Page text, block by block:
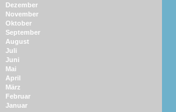
Dezember
November
Oktober
September
August
Juli
Juni
Mai
April
März
Februar
Januar